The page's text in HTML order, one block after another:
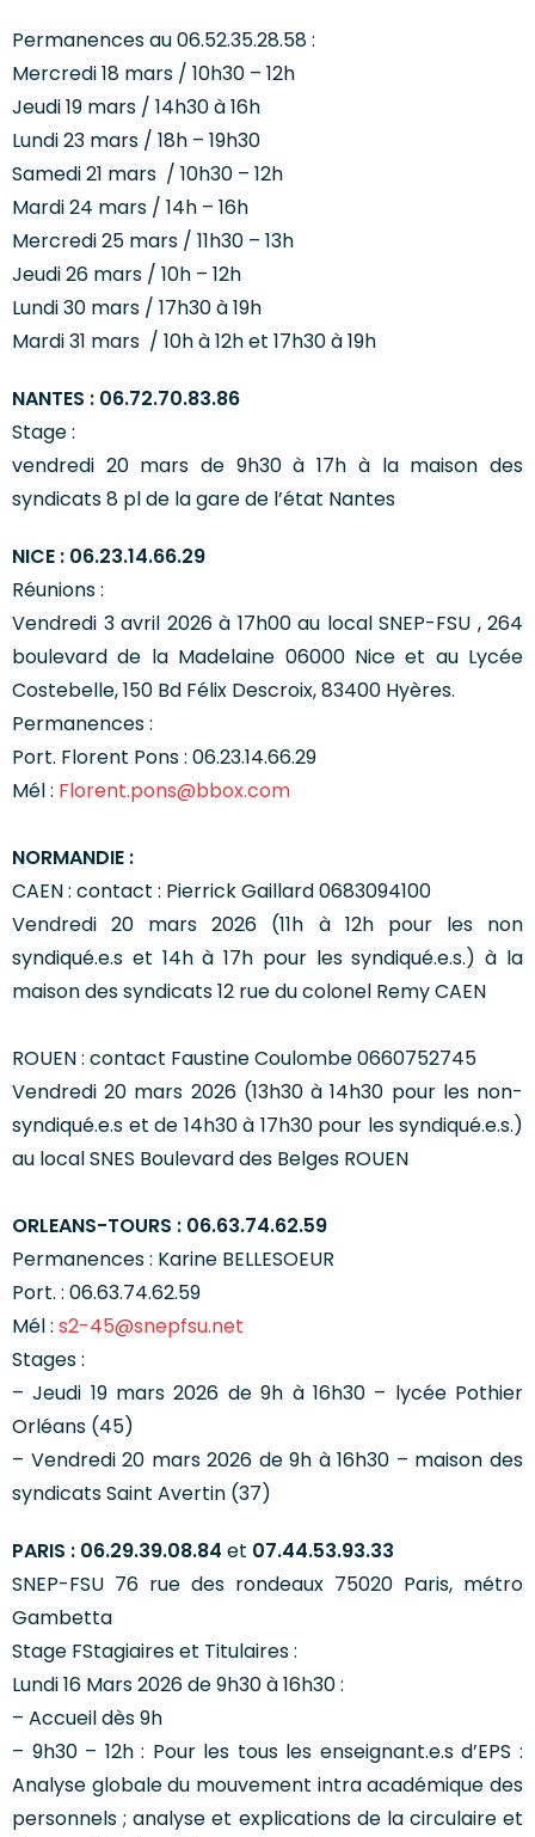
Permanences au 06.52.35.28.58 :
Mercredi 18 mars / 10h30 – 12h
Jeudi 19 mars / 14h30 à 16h
Lundi 23 mars / 18h – 19h30
Samedi 21 mars / 10h30 – 12h
Mardi 24 mars / 14h – 16h
Mercredi 25 mars / 11h30 – 13h
Jeudi 26 mars / 10h – 12h
Lundi 30 mars / 17h30 à 19h
Mardi 31 mars / 10h à 12h et 17h30 à 19h
NANTES : 06.72.70.83.86
Stage :
vendredi 20 mars de 9h30 à 17h à la maison des
syndicats 8 pl de la gare de l’état Nantes
NICE : 06.23.14.66.29
Réunions :
Vendredi 3 avril 2026 à 17h00 au local SNEP-FSU , 264
boulevard de la Madelaine 06000 Nice et au Lycée
Costebelle, 150 Bd Félix Descroix, 83400 Hyères.
Permanences :
Port. Florent Pons : 06.23.14.66.29
Mél : Florent.pons@bbox.com
NORMANDIE :
CAEN : contact : Pierrick Gaillard 0683094100
Vendredi 20 mars 2026 (11h à 12h pour les non
syndiqué.e.s et 14h à 17h pour les syndiqué.e.s.) à la
maison des syndicats 12 rue du colonel Remy CAEN
ROUEN : contact Faustine Coulombe 0660752745
Vendredi 20 mars 2026 (13h30 à 14h30 pour les non-
syndiqué.e.s et de 14h30 à 17h30 pour les syndiqué.e.s.)
au local SNES Boulevard des Belges ROUEN
ORLEANS-TOURS : 06.63.74.62.59
Permanences : Karine BELLESOEUR
Port. : 06.63.74.62.59
Mél : s2-45@snepfsu.net
Stages :
– Jeudi 19 mars 2026 de 9h à 16h30 – lycée Pothier
Orléans (45)
– Vendredi 20 mars 2026 de 9h à 16h30 – maison des
syndicats Saint Avertin (37)
PARIS : 06.29.39.08.84 et 07.44.53.93.33
SNEP-FSU 76 rue des rondeaux 75020 Paris, métro
Gambetta
Stage FStagiaires et Titulaires :
Lundi 16 Mars 2026 de 9h30 à 16h30 :
– Accueil dès 9h
– 9h30 – 12h : Pour les tous les enseignant.e.s d’EPS :
Analyse globale du mouvement intra académique des
personnels ; analyse et explications de la circulaire et